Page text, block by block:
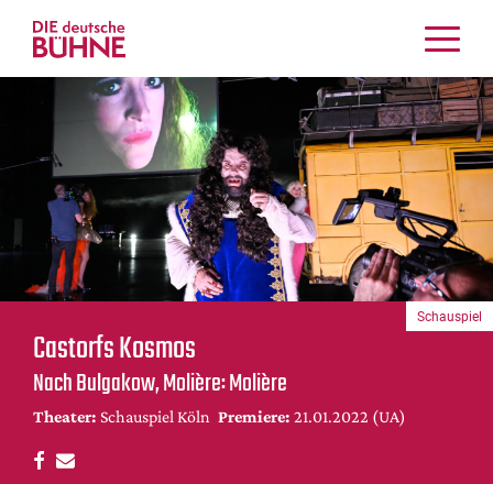
Kritiken
Schauspiel
Musiktheater
Tanz
Crossover
Bühnenwelt
Festivals & Veranstaltungen
Menschen & Theater
Themen
Internationales
Nachrufe
Medientipps
Castorfs Kosmos
Nach Bulgakow, Molière: Molière
Theater: Schauspiel Köln Premiere: 21.01.2022 (UA)
Schauspiel